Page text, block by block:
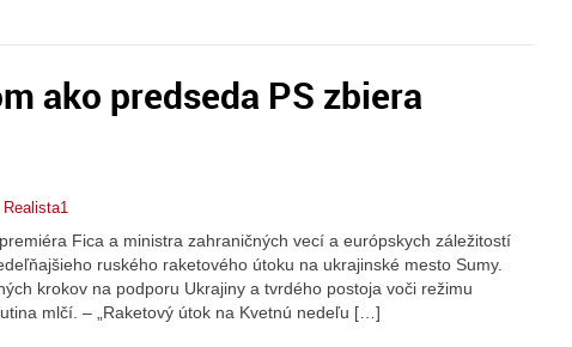
ako predseda PS zbiera
Realista1
Fica a ministra zahraničných vecí a európskych záležitostí
ruského raketového útoku na ukrajinské mesto Sumy.
krokov na podporu Ukrajiny a tvrdého postoja voči režimu
mlčí. – „Raketový útok na Kvetnú nedeľu […]